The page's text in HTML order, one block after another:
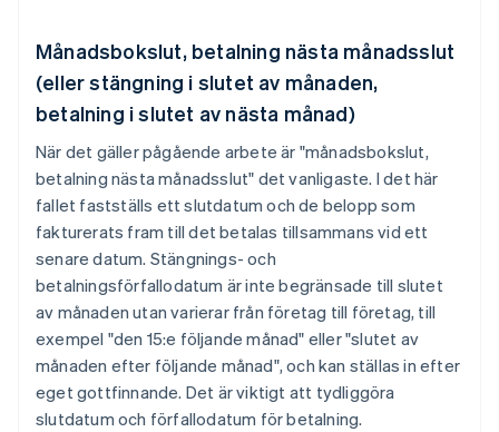
Månadsbokslut, betalning nästa månadsslut
(eller stängning i slutet av månaden,
betalning i slutet av nästa månad)
När det gäller pågående arbete är "månadsbokslut,
betalning nästa månadsslut" det vanligaste. I det här
fallet fastställs ett slutdatum och de belopp som
fakturerats fram till det betalas tillsammans vid ett
senare datum. Stängnings- och
betalningsförfallodatum är inte begränsade till slutet
av månaden utan varierar från företag till företag, till
exempel "den 15:e följande månad" eller "slutet av
månaden efter följande månad", och kan ställas in efter
eget gottfinnande. Det är viktigt att tydliggöra
slutdatum och förfallodatum för betalning.